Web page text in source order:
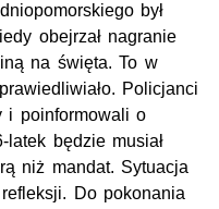
był
obejrzał nagranie
na święta. To w
Policjanci
i poinformowali o
będzie musiał
niż mandat. Sytuacja
Do pokonania